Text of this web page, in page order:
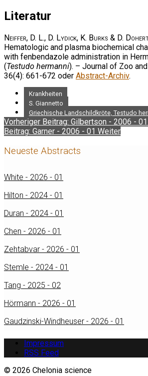
Literatur
Neiffer, D. L., D. Lydick, K. Burks & D.
Hematologic and plasma biochemical
with fenbendazole administration in
(Testudo hermanni). – Journal of Zoo
36(4): 661-672 oder Abstract-Archiv.
Krankheiten
S. Giannetto
Griechische Landschildkröte, Testudo
Vorheriger Beitrag: Gilbertson - 2006 - 01
Beitrag: Garner - 2006 - 01 Weiter
Neueste Abstracts
White - 2026 - 01
Hilton - 2024 - 01
Duran - 2024 - 01
Chen - 2026 - 01
Zehtabvar - 2026 - 01
Stemle - 2024 - 01
Tang - 2025 - 02
Hörmann - 2026 - 01
Gaudzinski-Windheuser - 2026 - 01
Impressum
RSS Feed
© 2026 Chelonia science